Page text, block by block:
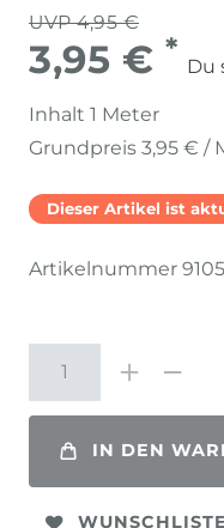
UVP 4,95 €
3,95 € *
Du
Inhalt 1 Meter
Grundpreis 3,95 € /
Dieser Artikel ist
Artikelnummer
IN DEN
WUNSCHLISTE